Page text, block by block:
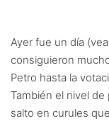
Ayer fue un día
consiguieron
Petro hasta la
También el nivel
salto en curules